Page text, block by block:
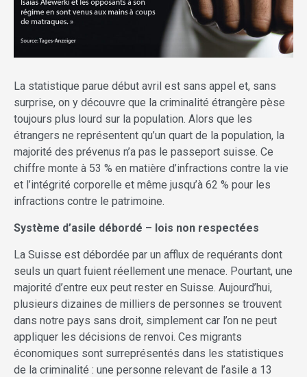
La statistique parue début avril est sans appel et, sans
surprise, on y découvre que la criminalité étrangère pèse
toujours plus lourd sur la population. Alors que les
étrangers ne représentent qu’un quart de la population, la
majorité des prévenus n’a pas le passeport suisse. Ce
chiffre monte à 53 % en matière d’infractions contre la vie
et l’intégrité corporelle et même jusqu’à 62 % pour les
infractions contre le patrimoine.
Système d’asile débordé – lois non respectées
La Suisse est débordée par un afflux de requérants dont
seuls un quart fuient réellement une menace. Pourtant, une
majorité d’entre eux peut rester en Suisse. Aujourd’hui,
plusieurs dizaines de milliers de personnes se trouvent
dans notre pays sans droit, simplement car l’on ne peut
appliquer les décisions de renvoi. Ces migrants
économiques sont surreprésentés dans les statistiques
de la criminalité : une personne relevant de l’asile a 13